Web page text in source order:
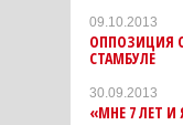
09.10.2013
ОППОЗИЦИЯ
СТАМБУЛЕ
30.09.2013
«МНЕ 7 ЛЕТ